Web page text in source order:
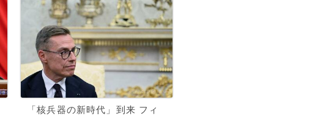
「核兵器の新時代」到来 フィ